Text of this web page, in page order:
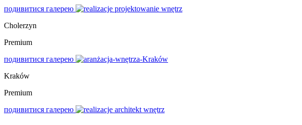
подивитися галерею
Cholerzyn
Premium
подивитися галерею
Kraków
Premium
подивитися галерею